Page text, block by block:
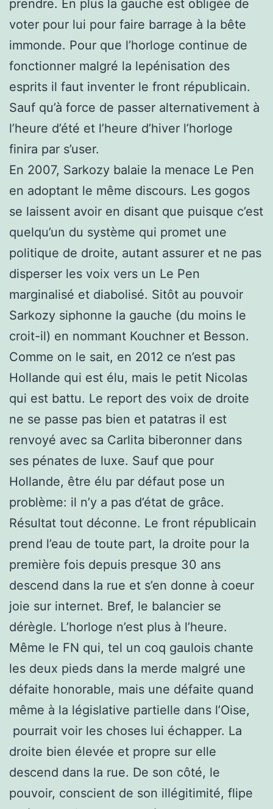
prendre. En plus la gauche est obligée de
voter pour lui pour faire barrage à la bête
immonde. Pour que l’horloge continue de
fonctionner malgré la lepénisation des
esprits il faut inventer le front républicain.
Sauf qu’à force de passer alternativement à
l’heure d’été et l’heure d’hiver l’horloge
finira par s’user.
En 2007, Sarkozy balaie la menace Le Pen
en adoptant le même discours. Les gogos
se laissent avoir en disant que puisque c’est
quelqu’un du système qui promet une
politique de droite, autant assurer et ne pas
disperser les voix vers un Le Pen
marginalisé et diabolisé. Sitôt au pouvoir
Sarkozy siphonne la gauche (du moins le
croit-il) en nommant Kouchner et Besson.
Comme on le sait, en 2012 ce n’est pas
Hollande qui est élu, mais le petit Nicolas
qui est battu. Le report des voix de droite
ne se passe pas bien et patatras il est
renvoyé avec sa Carlita biberonner dans
ses pénates de luxe. Sauf que pour
Hollande, être élu par défaut pose un
problème: il n’y a pas d’état de grâce.
Résultat tout déconne. Le front républicain
prend l’eau de toute part, la droite pour la
première fois depuis presque 30 ans
descend dans la rue et s’en donne à coeur
joie sur internet. Bref, le balancier se
dérègle. L’horloge n’est plus à l’heure.
Même le FN qui, tel un coq gaulois chante
les deux pieds dans la merde malgré une
défaite honorable, mais une défaite quand
même à la législative partielle dans l’Oise,
pourrait voir les choses lui échapper. La
droite bien élevée et propre sur elle
descend dans la rue. De son côté, le
pouvoir, conscient de son illégitimité, flipe